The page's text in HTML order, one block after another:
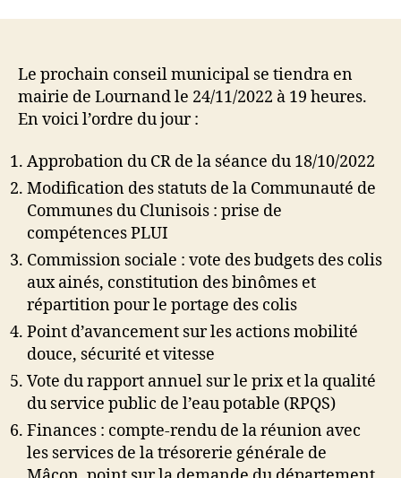
prochain
conseil
Le prochain conseil municipal se tiendra en
mairie de Lournand le 24/11/2022 à 19 heures.
En voici l’ordre du jour :
Approbation du CR de la séance du 18/10/2022
Modification des statuts de la Communauté de
Communes du Clunisois : prise de
compétences PLUI
Commission sociale : vote des budgets des colis
aux ainés, constitution des binômes et
répartition pour le portage des colis
Point d’avancement sur les actions mobilité
douce, sécurité et vitesse
Vote du rapport annuel sur le prix et la qualité
du service public de l’eau potable (RPQS)
Finances : compte-rendu de la réunion avec
les services de la trésorerie générale de